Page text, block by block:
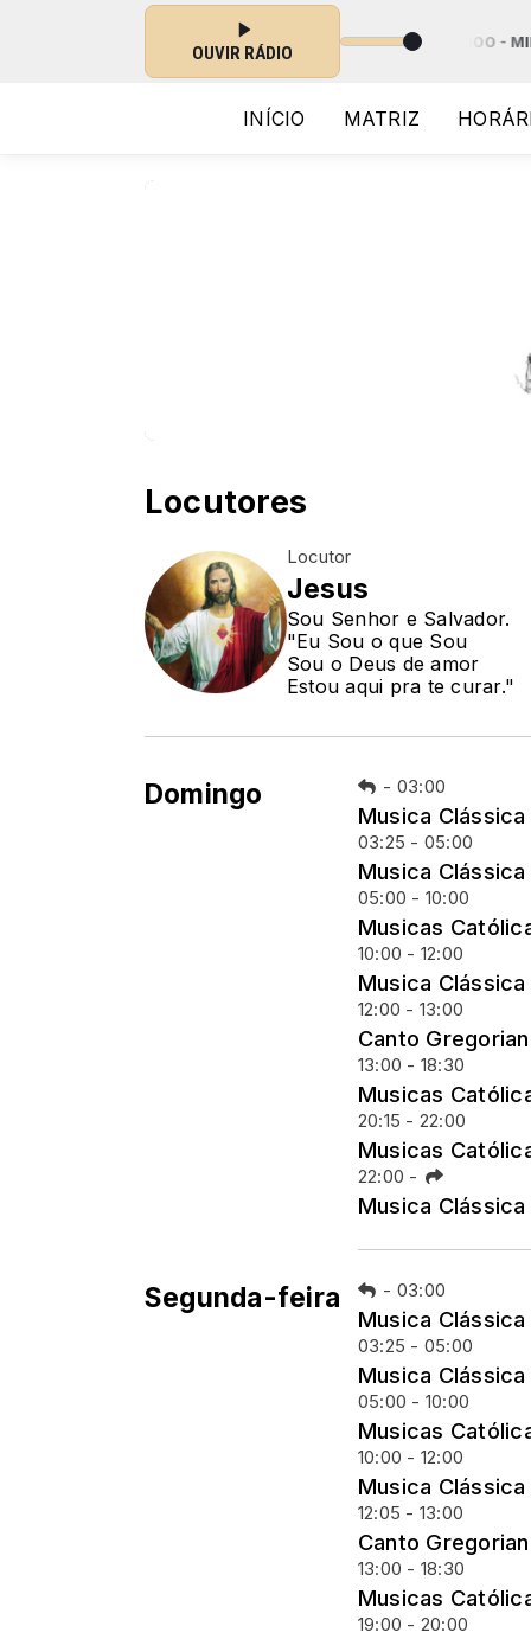
OUVIR RÁDIO
Tocando agora: 04 SINFONIA N. 100 - MILITAR
INÍCIO MATRIZ
Locutores
Locutor
Jesus
Sou Senhor e Salvador.
"Eu Sou o que Sou
Sou o Deus de amor
Estou aqui pra te curar."
Domingo - 03:00
Musica Clássica
03:25 - 05:00
Musica Clássica
05:00 - 10:00
Musicas
10:00 - 12:00
Musica Clássica
12:00 - 13:00
Canto
13:00 - 18:30
Musicas
20:15 - 22:00
Musicas
22:00 -
Musica Clássica
Segunda-feira - 03:00
Musica Clássica
03:25 - 05:00
Musica Clássica
05:00 - 10:00
Musicas
10:00 - 12:00
Musica Clássica
12:05 - 13:00
Canto
13:00 - 18:30
Musicas
19:00 - 20:00